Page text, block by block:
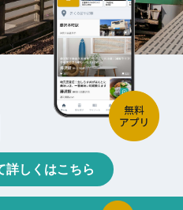
詳しくはこちら